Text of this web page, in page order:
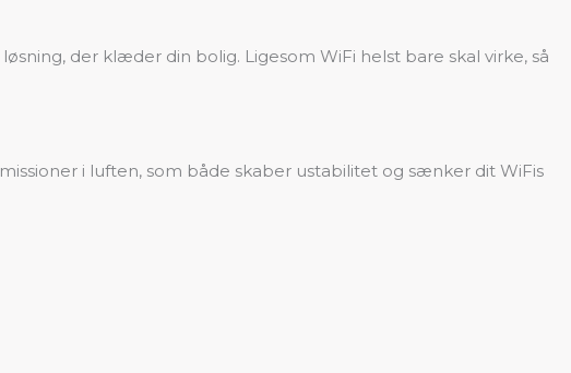
der klæder din bolig. Ligesom WiFi helst bare skal virke, så
i luften, som både skaber ustabilitet og sænker dit WiFis